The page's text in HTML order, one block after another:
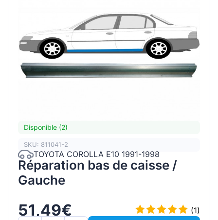
Disponible (2)
SKU: 811041-2
TOYOTA COROLLA E10 1991-1998
Réparation bas de caisse /
Gauche
51,49€
(1)